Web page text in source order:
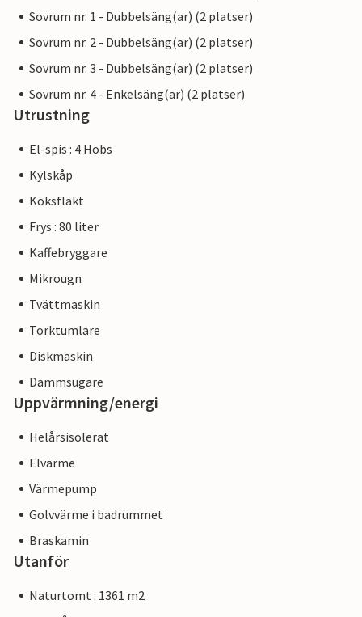
Sovrum nr. 1 - Dubbelsäng(ar) (2 platser)
Sovrum nr. 2 - Dubbelsäng(ar) (2 platser)
Sovrum nr. 3 - Dubbelsäng(ar) (2 platser)
Sovrum nr. 4 - Enkelsäng(ar) (2 platser)
Utrustning
El-spis : 4 Hobs
Kylskåp
Köksfläkt
Frys : 80 liter
Kaffebryggare
Mikrougn
Tvättmaskin
Torktumlare
Diskmaskin
Dammsugare
Uppvärmning/energi
Helårsisolerat
Elvärme
Värmepump
Golvvärme i badrummet
Braskamin
Utanför
Naturtomt : 1361 m2